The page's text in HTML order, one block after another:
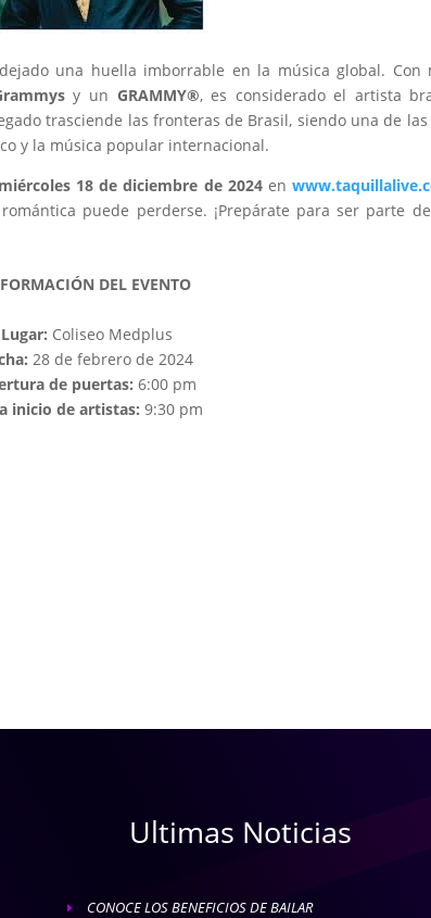
una huella imborrable en la música global. Con
y un GRAMMY®, es considerado el artista
trasciende las fronteras de Brasil, siendo una de
y la música popular internacional.
miércoles 18 de diciembre de 2024en
puede perderse. ¡Prepárate para ser parte
DEL EVENTO
Lugar: Coliseo Medplus
28 de febrero de 2024
de puertas:6:00 pm
inicio de artistas:9:30 pm
Ultimas Noticias
E CONOCE LOS BENEFICIOS DE BAILAR